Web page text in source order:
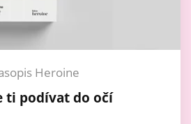
Heroine
ti podívat do očí